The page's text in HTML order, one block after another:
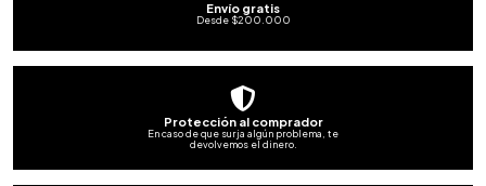
Envío gratis
Desde $200.000
Protección al comprador
En caso de que surja algún problema, te
devolvemos el dinero.